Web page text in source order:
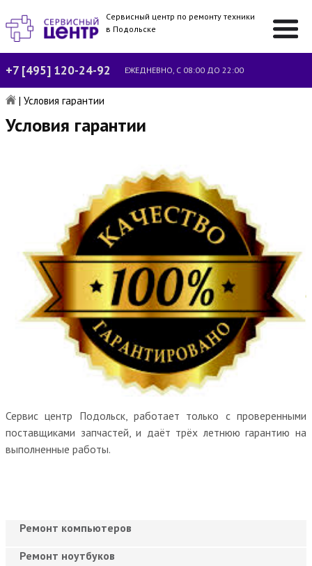
Сервисный центр по ремонту техники
в Подольске
+7 [495] 120-24-92 ЕЖЕДНЕВНО, С 08:00 ДО 22:00
| Условия гарантии
Условия гарантии
Сервис центр Подольск, работает только с проверенными
поставщиками запчастей, и даёт трёх летнюю гарантию на
выполненные работы.
Ремонт компьютеров
Ремонт ноутбуков